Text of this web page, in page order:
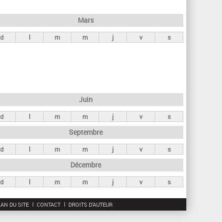
r
c
Mars
d l m m j v s
Juin
d l m m j v s
Septembre
d l m m j v s
Décembre
d l m m j v s
DU SITE CONTACT DROITS D'AUTEUR